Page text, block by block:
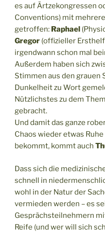
es auf Ärtzekongressen
Conventions) mit
getroffen: Raphael
Gregor (offizieller
irgendwann schon mal
Außerdem haben sich
Stimmen aus den grauen
Dunkelheit zu Wort
Nützlichstes zu dem
gebracht.
Und damit das ganze
Chaos wieder etwas
bekommt, kommt auch
Dass sich die
schnell in
wohl in der Natur der
vermieden werden – es
Gesprächsteilnehmern
Reife (und wer will sich